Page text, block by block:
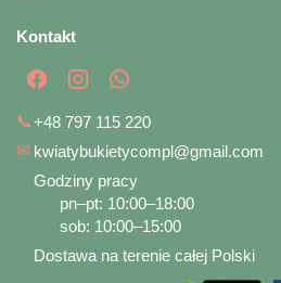
Kontakt
📞+48 797 115 220
✉ kwiatybukietycompl@gmail.com
Godziny pracy
pn–pt: 10:00–18:00
sob: 10:00–15:00
Dostawa na terenie całej Polski